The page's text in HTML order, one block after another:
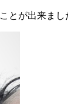
とが出来まし